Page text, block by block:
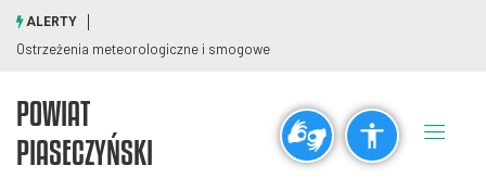
visibility_off title
ALERTY
Ostrzeżenia meteorologiczne i smogowe
POWIAT
PIASECZYŃSKI